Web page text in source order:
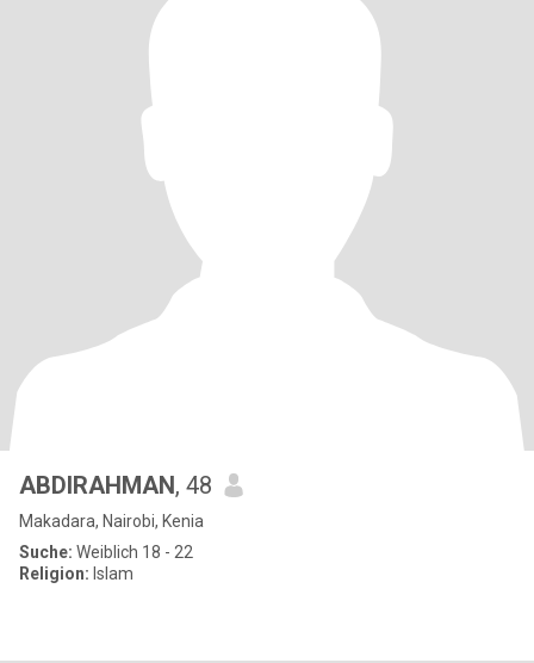
ABDIRAHMAN, 48
Makadara, Nairobi, Kenia
Suche: Weiblich 18 - 22
Religion: Islam